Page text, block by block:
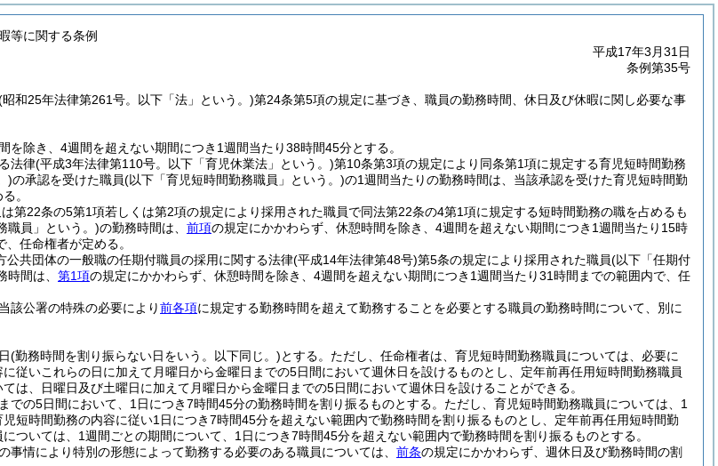
等に関する条例
平成17年3月31日
条例第35号
昭和25年法律第261号。以下「法」という。)第24条第5項の規定に基づき、職員の勤務時間、休日及び休暇に関し必要な事
を除き、4週間を超えない期間につき1週間当たり38時間45分とする。
法律(平成3年法律第110号。以下「育児休業法」という。)第10条第3項の規定により同条第1項に規定する育児短時間勤務
)の承認を受けた職員(以下「育児短時間勤務職員」という。)の1週間当たりの勤務時間は、当該承認を受けた育児短時間勤
。
第22条の5第1項若しくは第2項の規定により採用された職員で同法第22条の4第1項に規定する短時間勤務の職を占めるも
職員」という。)の勤務時間は、 前項の規定にかかわらず、休憩時間を除き、4週間を超えない期間につき1週間当たり15時
任命権者が定める。
公共団体の一般職の任期付職員の採用に関する法律(平成14年法律第48号)第5条の規定により採用された職員(以下「任期付
時間は、 第1項の規定にかかわらず、休憩時間を除き、4週間を超えない期間につき1週間当たり31時間までの範囲内で、任
該公署の特殊の必要により前各項に規定する勤務時間を超えて勤務することを必要とする職員の勤務時間について、別に
(勤務時間を割り振らない日をいう。以下同じ。)とする。 ただし、任命権者は、育児短時間勤務職員については、必要に
従いこれらの日に加えて月曜日から金曜日までの5日間において週休日を設けるものとし、定年前再任用短時間勤務職員
は、日曜日及び土曜日に加えて月曜日から金曜日までの5日間において週休日を設けることができる。
での5日間において、1日につき7時間45分の勤務時間を割り振るものとする。 ただし、育児短時間勤務職員については、1
短時間勤務の内容に従い1日につき7時間45分を超えない範囲内で勤務時間を割り振るものとし、定年前再任用短時間勤
ついては、1週間ごとの期間について、1日につき7時間45分を超えない範囲内で勤務時間を割り振るものとする。
事情により特別の形態によって勤務する必要のある職員については、 前条の規定にかかわらず、週休日及び勤務時間の割